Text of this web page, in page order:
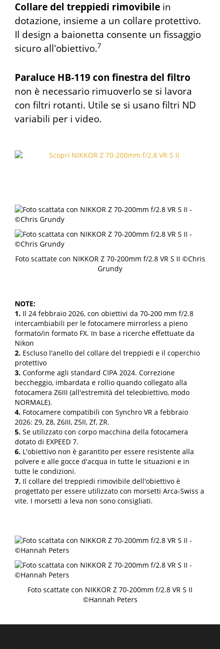
Collare del treppiedi rimovibile in
dotazione, insieme a un collare protettivo.
Il design a baionetta consente un fissaggio
sicuro all'obiettivo.7
Paraluce HB-119 con finestra del filtro
non è necessario rimuoverlo se si lavora
con filtri rotanti. Utile se si usano filtri ND
variabili per i video.
Foto scattate con NIKKOR Z 70-200mm f/2.8 VR S II ©Chris
Grundy
NOTE:
1. Il 24 febbraio 2026, con obiettivi da 70-200 mm f/2.8
intercambiabili per le fotocamere mirrorless a pieno
formato/in formato FX. In base a ricerche effettuate da
Nikon
2. Escluso l'anello del collare del treppiedi e il coperchio
protettivo
3. Conforme agli standard CIPA 2024. Correzione
beccheggio, imbardata e rollio quando collegato alla
fotocamera Z6III (all'estremità del teleobiettivo, modo
NORMALE).
4. Fotocamere compatibili con Synchro VR a febbraio
2026: Z9, Z8, Z6III, Z5II, Zf, ZR.
5. Se utilizzato con corpo macchina della fotocamera
dotato di EXPEED 7.
6. L'obiettivo non è garantito per essere resistente alla
polvere e alle gocce d'acqua in tutte le situazioni e in
tutte le condizioni.
7. Il collare del treppiedi rimovibile dell'obiettivo è
progettato per essere utilizzato con morsetti Arca-Swiss a
vite. I morsetti a leva non sono consigliati.
Foto scattate con NIKKOR Z 70-200mm f/2.8 VR S II
©Hannah Peters